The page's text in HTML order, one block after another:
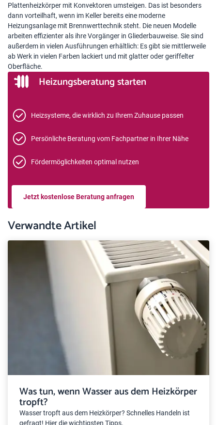
Plattenheizkörper mit Konvektoren umsteigen. Das ist besonders
dann vorteilhaft, wenn im Keller bereits eine moderne
Heizungsanlage mit Brennwerttechnik steht. Die neuen Modelle
arbeiten effizienter als ihre Vorgänger in Gliederbauweise. Sie sind
außerdem in vielen Ausführungen erhältlich: Es gibt sie mittlerweile
ab Werk in vielen Farben lackiert und mit glatter oder geriffelter
Oberfläche.
Heizungsberatung starten
Heizsysteme, die wirklich zu Ihrem Zuhause passen
Persönliche Beratung vom Fachpartner in Ihrer Nähe
Fördermöglichkeiten optimal nutzen
Jetzt kostenlose Beratung anfragen
Verwandte Artikel
Was tun, wenn Wasser aus dem Heizkörper
tropft?
Wasser tropft aus dem Heizkörper? Schnelles Handeln ist
gefragt! Hier die wichtigsten Tipps.